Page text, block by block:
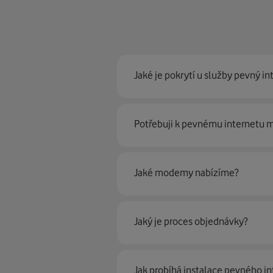
Jaké je pokrytí u služby pevný
Pevný internet můžeme
Potřebuji k pevnému internetu
Ano, potřebujete. Rádi vám ho
poradí naši proškolení prodejci
Jaké modemy nabízíme?
Jaký je proces objednávky?
Krok jedna je určitě ověření
Jak probíhá instalace pevného